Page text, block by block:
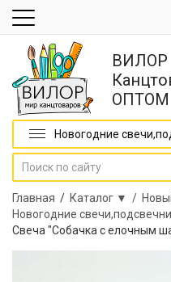
ВИЛОР
ОПТОМ
Новогодние
Главная / Каталог ▼ /
Новогодние
Свеча "Собачка с елочным